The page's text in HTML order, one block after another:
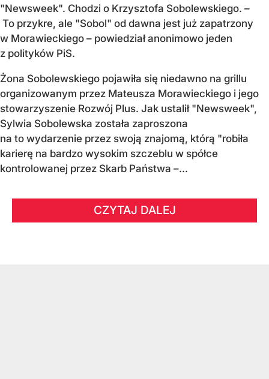
"Newsweek". Chodzi o Krzysztofa Sobolewskiego. –
To przykre, ale "Sobol" od dawna jest już zapatrzony
w Morawieckiego – powiedział anonimowo jeden
z polityków PiS.
Żona Sobolewskiego pojawiła się niedawno na grillu
organizowanym przez Mateusza Morawieckiego i jego
stowarzyszenie Rozwój Plus. Jak ustalił "Newsweek",
Sylwia Sobolewska została zaproszona
na to wydarzenie przez swoją znajomą, którą "robiła
karierę na bardzo wysokim szczeblu w spółce
kontrolowanej przez Skarb Państwa –...
CZYTAJ DALEJ